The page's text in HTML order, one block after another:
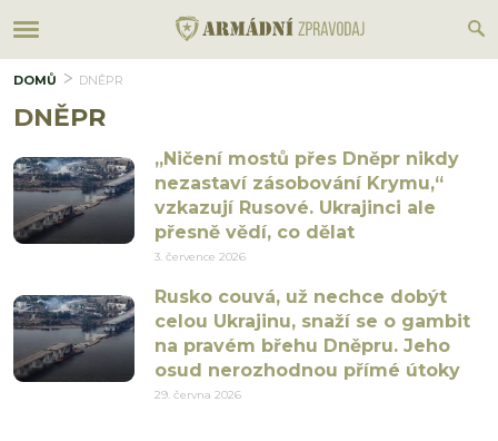
DOMŮ DNĚPR
DNĚPR
„Ničení mostů přes Dněpr nikdy
nezastaví zásobování Krymu,“
vzkazují Rusové. Ukrajinci ale
přesně vědí, co dělat
3. července 2026
Rusko couvá, už nechce dobýt
celou Ukrajinu, snaží se o gambit
na pravém břehu Dněpru. Jeho
osud nerozhodnou přímé útoky
29. června 2026